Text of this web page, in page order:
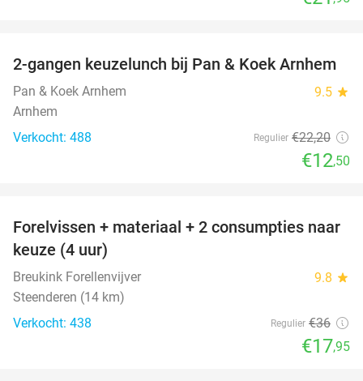
44%
2-gangen keuzelunch bij Pan & Koek Arnhem
Pan & Koek Arnhem 9.5 star
Arnhem
Verkocht: 488
Regulier €22,20
€12,50
50%
Forelvissen + materiaal + 2 consumpties naar
keuze (4 uur)
Breukink Forellenvijver 9.8 star
Steenderen (14 km)
Verkocht: 438
Regulier €36
€17,95